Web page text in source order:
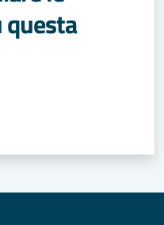
da 1 a 5 stelle